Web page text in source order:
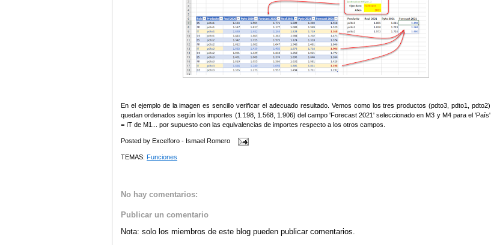
En el ejemplo de la imagen es sencillo verificar el adecuado resultado. Vemos como los tres productos (pdto3, pdto1, pdto2)
quedan ordenados según los importes (1.198, 1.568, 1.906) del campo 'Forecast 2021' seleccionado en M3 y M4 para el 'País'
= IT de M1... por supuesto con las equivalencias de importes respecto a los otros campos.
Posted by Excelforo - Ismael Romero
TEMAS: Funciones
No hay comentarios:
Publicar un comentario
Nota: solo los miembros de este blog pueden publicar comentarios.